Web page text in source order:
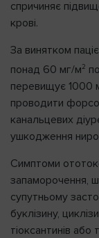
спричиняє
крові.
За винятком
понад 60 мг/м2
перевищує 1000
проводити
канальцевих
ушкодження
Симптоми
запаморочення,
супутньому
буклізину,
тіоксантинів або